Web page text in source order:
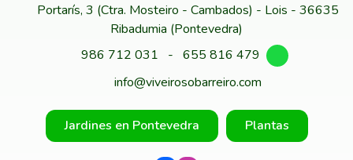
Portarís, 3 (Ctra. Mosteiro - Cambados) - Lois - 36635
Ribadumia (Pontevedra)
986 712 031
- 655 816 479
info@viveirosobarreiro.com
Jardines en Pontevedra Plantas